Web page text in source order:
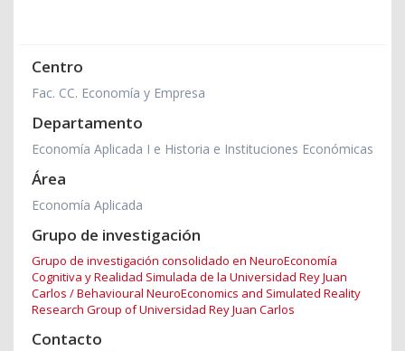
Centro
Fac. CC. Economía y Empresa
Departamento
Economía Aplicada I e Historia e Instituciones Económicas
Área
Economía Aplicada
Grupo de investigación
Grupo de investigación consolidado en NeuroEconomía
Cognitiva y Realidad Simulada de la Universidad Rey Juan
Carlos / Behavioural NeuroEconomics and Simulated Reality
Research Group of Universidad Rey Juan Carlos
Contacto